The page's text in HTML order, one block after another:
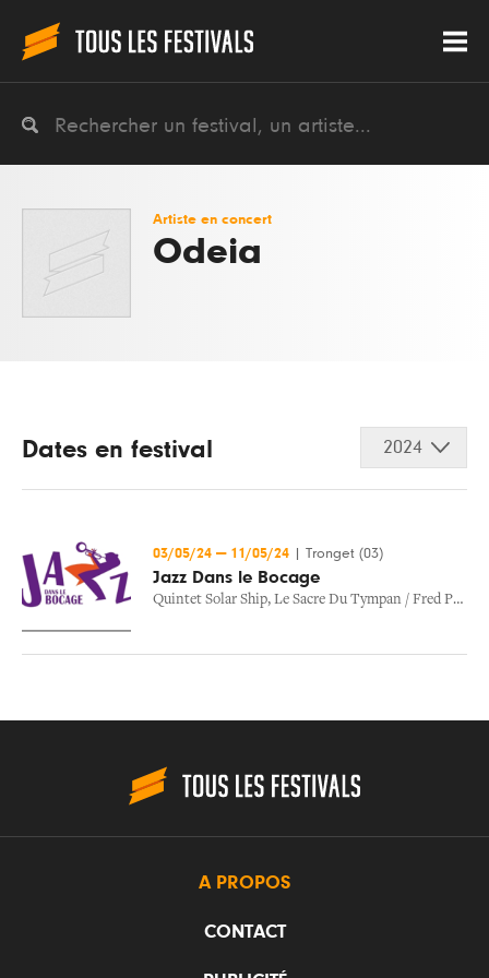
Artiste en concert
Odeia
Dates en festival 2024
03/05/24 — 11/05/24 Tronget (03)
Jazz Dans le Bocage
Quintet Solar Ship, Le Sacre Du Tympan / Fred Pallem
A PROPOS
CONTACT